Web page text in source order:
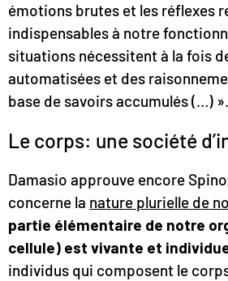
émotions brutes et les réflexes
indispensables à notre
situations nécessitent à la fois
automatisées et des
base de savoirs accumulés (…) ».
Le corps: une société
Damasio approuve encore
concerne la nature plurielle de
partie élémentaire de notre
cellule) est vivante et
individus qui composent le